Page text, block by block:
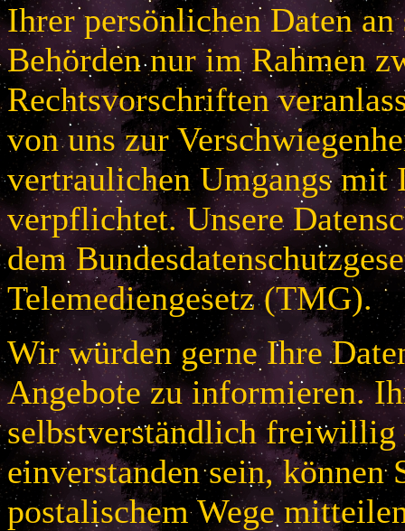
Ihrer persönlichen Daten
Behörden nur im Rahmen
Rechtsvorschriften
von uns zur
vertraulichen Umgangs mit
verpflichtet. Unsere
dem
Telemediengesetz (TMG).
Wir würden gerne Ihre
Angebote zu informieren.
selbstverständlich
einverstanden sein, können
postalischem Wege